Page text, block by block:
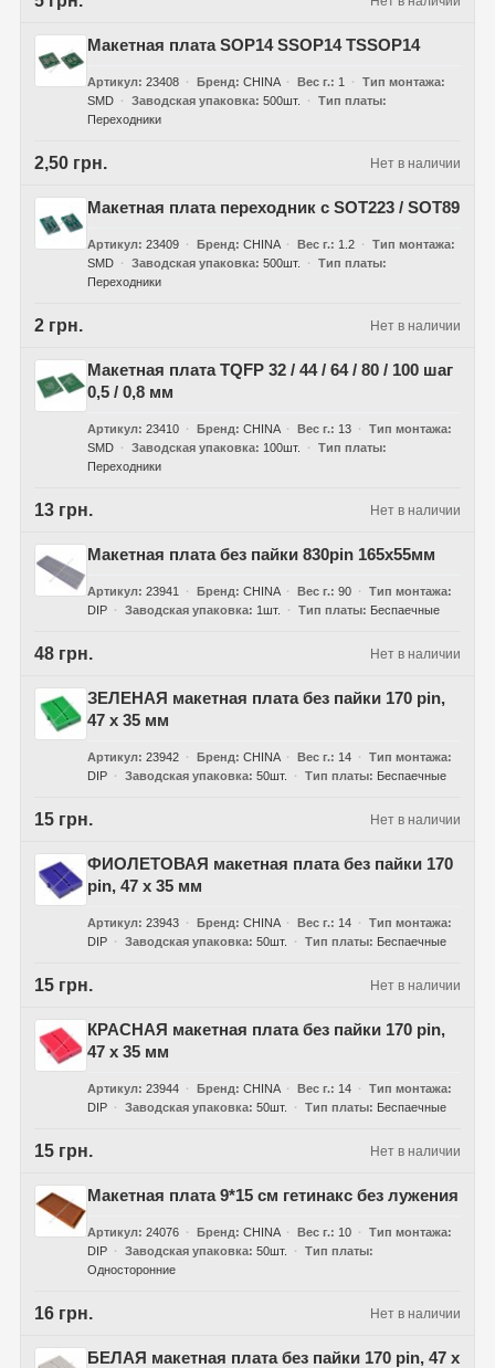
Макетная плата SOP14 SSOP14 TSSOP14
Артикул 23408 Бренд CHINA Вес г. 1
Тип монтажа
SMD
Заводская упаковка 500шт.
Тип платы
Переходники
2,50 грн. Нет в наличии
Макетная плата переходник с SOT223 / SOT89
Артикул 23409 Бренд CHINA Вес г. 1.2
Тип монтажа
SMD
Заводская упаковка 500шт.
Тип платы
Переходники
2 грн. Нет в наличии
Макетная плата TQFP 32 / 44 / 64 / 80 / 100 шаг
0,5 / 0,8 мм
Артикул 23410 Бренд CHINA Вес г. 13
Тип монтажа
SMD
Заводская упаковка 100шт.
Тип платы
Переходники
13 грн. Нет в наличии
Макетная плата без пайки 830pin 165x55мм
Артикул 23941 Бренд CHINA Вес г. 90
Тип монтажа
DIP
Заводская упаковка 1шт. Тип платы Беспаечные
48 грн. Нет в наличии
ЗЕЛЕНАЯ макетная плата без пайки 170 pin,
47 x 35 мм
Артикул 23942 Бренд CHINA Вес г. 14
Тип монтажа
DIP
Заводская упаковка 50шт. Тип платы Беспаечные
15 грн. Нет в наличии
ФИОЛЕТОВАЯ макетная плата без пайки 170
pin, 47 x 35 мм
Артикул 23943 Бренд CHINA Вес г. 14
Тип монтажа
DIP
Заводская упаковка 50шт. Тип платы Беспаечные
15 грн. Нет в наличии
КРАСНАЯ макетная плата без пайки 170 pin,
47 x 35 мм
Артикул 23944 Бренд CHINA Вес г. 14
Тип монтажа
DIP
Заводская упаковка 50шт. Тип платы Беспаечные
15 грн. Нет в наличии
Макетная плата 9*15 см гетинакс без лужения
Артикул 24076 Бренд CHINA Вес г. 10
Тип монтажа
DIP
Заводская упаковка 50шт.
Тип платы
Односторонние
16 грн. Нет в наличии
БЕЛАЯ макетная плата без пайки 170 pin, 47 x